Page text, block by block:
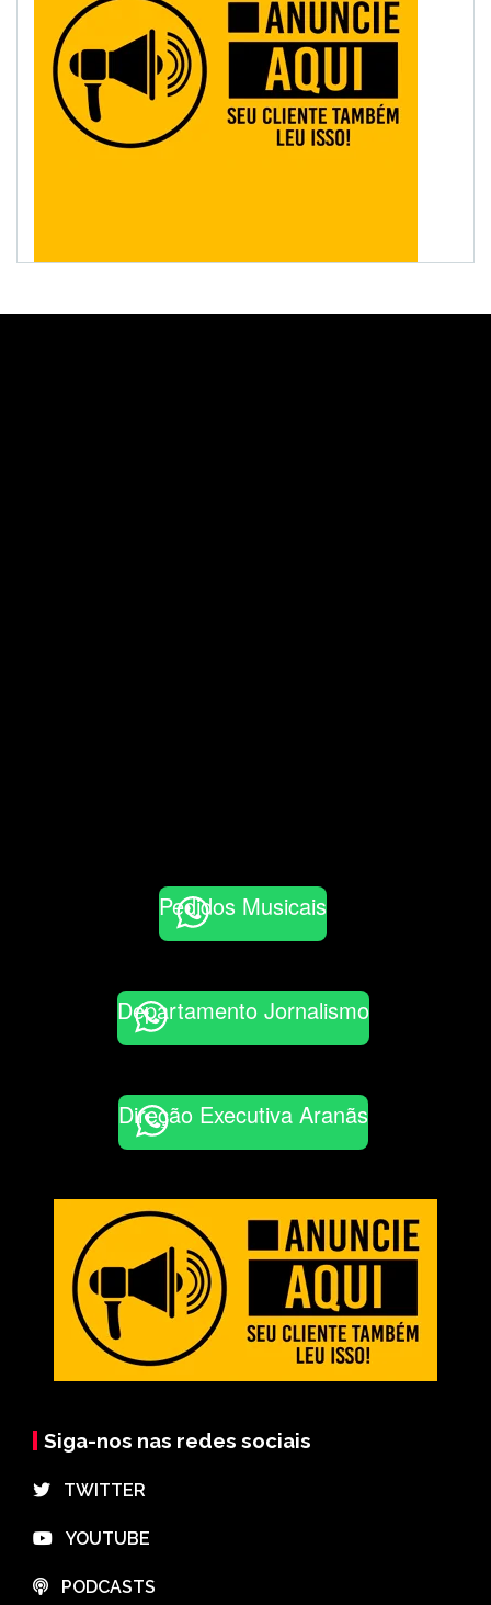
Pedidos Musicais
Departamento Jornalismo
Direção Executiva Aranãs
Siga-nos nas redes sociais
⠀TWITTER
⠀YOUTUBE
⠀PODCASTS